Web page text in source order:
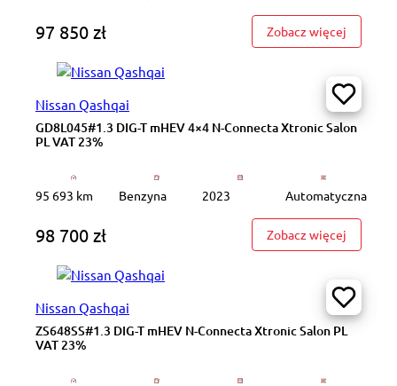
97 850 zł Zobacz więcej
Nissan Qashqai
GD8L045#1.3 DIG-T mHEV 4×4 N-Connecta Xtronic Salon
PL VAT 23%
95 693 km Benzyna 2023 Automatyczna
98 700 zł Zobacz więcej
Nissan Qashqai
ZS648SS#1.3 DIG-T mHEV N-Connecta Xtronic Salon PL
VAT 23%